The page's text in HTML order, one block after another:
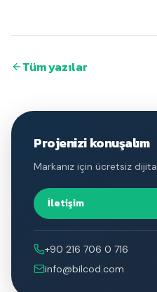
Tüm yazılar
Projenizi konuşalım
Markanız için ücretsiz
İletişim
+90 216 706 0 716
info@bilcod.com